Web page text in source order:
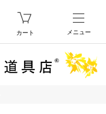
カート メニュー